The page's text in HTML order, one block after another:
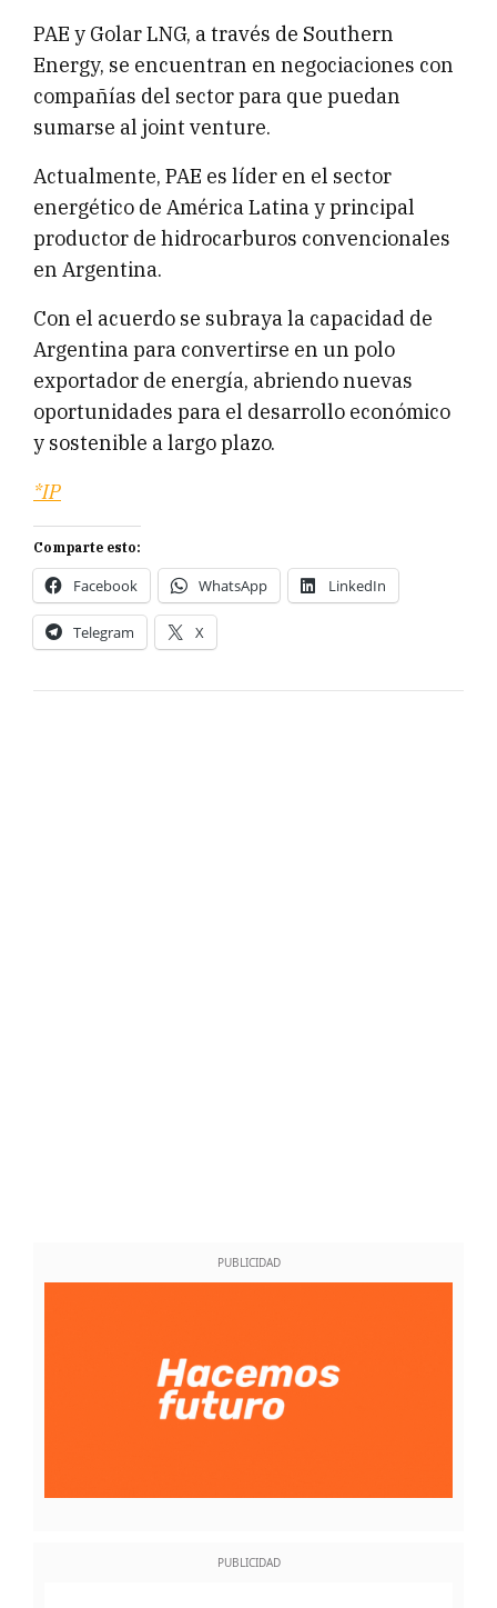
PAE y Golar LNG, a través de Southern
Energy, se encuentran en negociaciones con
compañías del sector para que puedan
sumarse al joint venture.
Actualmente, PAE es líder en el sector
energético de América Latina y principal
productor de hidrocarburos convencionales
en Argentina.
Con el acuerdo se subraya la capacidad de
Argentina para convertirse en un polo
exportador de energía, abriendo nuevas
oportunidades para el desarrollo económico
y sostenible a largo plazo.
*IP
Comparte esto:
Facebook WhatsApp LinkedIn
Telegram X